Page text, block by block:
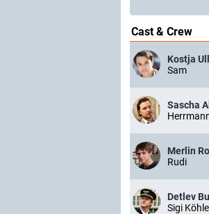
Cast & Crew
Kostja
Sam
Sascha
Merlin
Rudi
Detlev
Sigi